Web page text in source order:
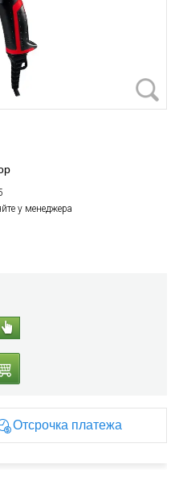
у менеджера
Отсрочка платежа